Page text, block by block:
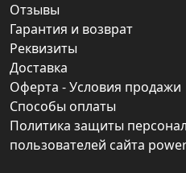
Отзывы
Гарантия и возврат
Реквизиты
Доставка
Оферта - Условия продажи
Способы оплаты
Политика защиты
пользователей сайта